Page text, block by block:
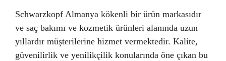
Schwarzkopf Almanya kökenli bir ürün markasıdır
ve saç bakımı ve kozmetik ürünleri alanında uzun
yıllardır müşterilerine hizmet vermektedir. Kalite,
güvenilirlik ve yenilikçilik konularında öne çıkan bu